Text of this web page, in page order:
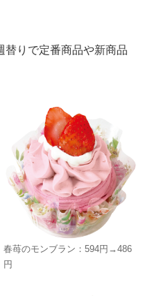
りで定番商品や新商品
春苺のモンブラン：594円→486
円